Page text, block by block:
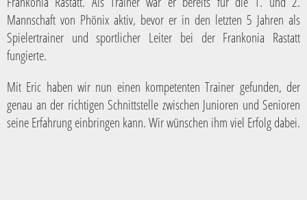
Mannschaft von Phönix aktiv, bevor er in den letzten 5 Jahren als
Spielertrainer und sportlicher Leiter bei der Frankonia Rastatt
fungierte.
Mit Eric haben wir nun einen kompetenten Trainer gefunden, der
genau an der richtigen Schnittstelle zwischen Junioren und Senioren
seine Erfahrung einbringen kann. Wir wünschen ihm viel Erfolg dabei.